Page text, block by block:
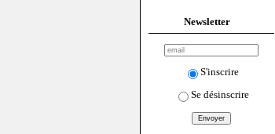
Newsletter
S'inscrire
Se désinscrire